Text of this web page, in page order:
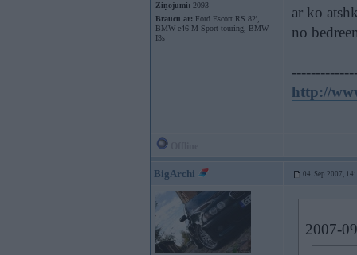
Ziņojumi: 2093
Braucu ar: Ford Escort RS 82',
BMW e46 M-Sport touring, BMW
I3s
ar ko
no
http://
BigArchi 04. Sep 2007,
2007-